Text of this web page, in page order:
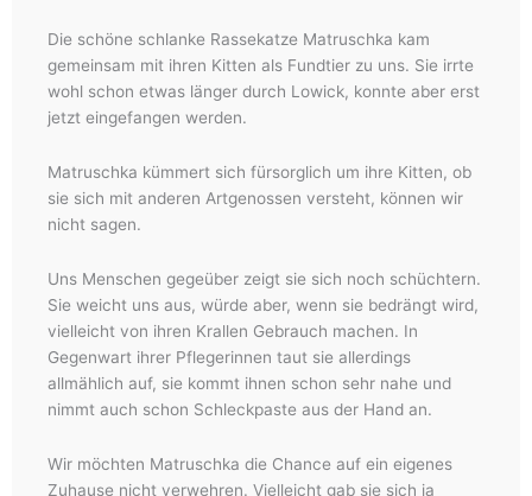
Die schöne schlanke Rassekatze Matruschka kam
gemeinsam mit ihren Kitten als Fundtier zu uns. Sie irrte
wohl schon etwas länger durch Lowick, konnte aber erst
jetzt eingefangen werden.
Matruschka kümmert sich fürsorglich um ihre Kitten, ob
sie sich mit anderen Artgenossen versteht, können wir
nicht sagen.
Uns Menschen gegeüber zeigt sie sich noch schüchtern.
Sie weicht uns aus, würde aber, wenn sie bedrängt wird,
vielleicht von ihren Krallen Gebrauch machen. In
Gegenwart ihrer Pflegerinnen taut sie allerdings
allmählich auf, sie kommt ihnen schon sehr nahe und
nimmt auch schon Schleckpaste aus der Hand an.
Wir möchten Matruschka die Chance auf ein eigenes
Zuhause nicht verwehren. Vielleicht gab sie sich ja